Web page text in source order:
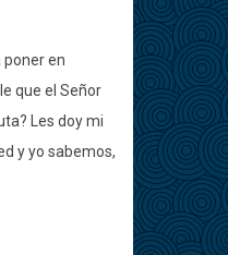
en
que el Señor
Les doy mi
y yo sabemos,